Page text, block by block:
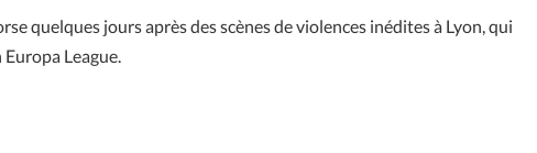
quelques jours après des scènes de violences inédites à Lyon, qui
League.